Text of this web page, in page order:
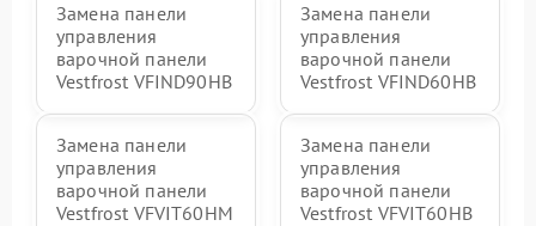
Замена панели
управления
варочной панели
Vestfrost VFIND90HB
Замена панели
управления
варочной панели
Vestfrost VFIND60HB
Замена панели
управления
варочной панели
Vestfrost VFVIT60HM
Замена панели
управления
варочной панели
Vestfrost VFVIT60HB